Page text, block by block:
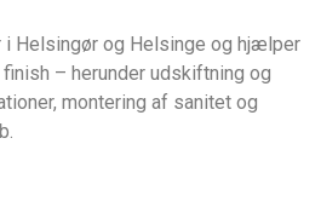
i Helsingør og Helsinge og hjælper
– herunder udskiftning og
montering af sanitet og